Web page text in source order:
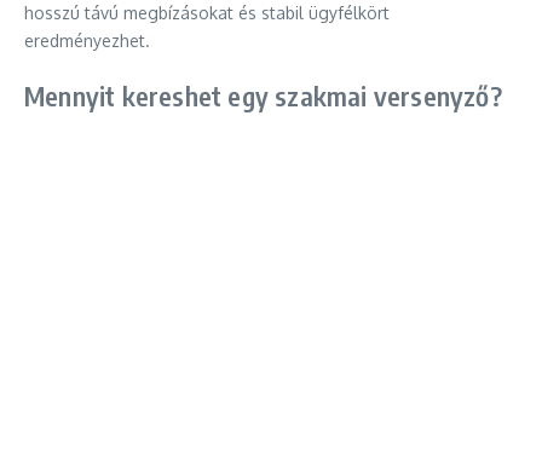
hosszú távú megbízásokat és stabil ügyfélkört
eredményezhet.
Mennyit kereshet egy szakmai versenyző?